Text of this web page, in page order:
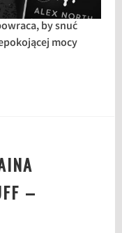
by snuć
mocy
–